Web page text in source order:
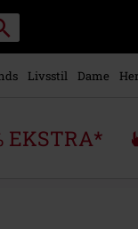
Livsstil Dame
EKSTRA*